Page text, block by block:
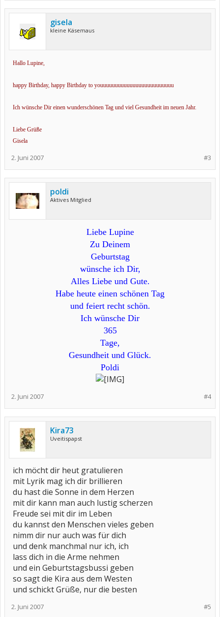
gisela
kleine Käsemaus
Hallo Lupine,
happy Birthday, happy Birthday to youuuuuuuuuuuuuuuuuuuuuuuuu
Ich wünsche Dir einen wunderschönen Tag und viel Gesundheit im neuen Jahr.
Liebe Grüße
Gisela
#3
2. Juni 2007
poldi
Aktives Mitglied
Liebe Lupine
Zu Deinem
Geburtstag
wünsche ich Dir,
Alles Liebe und Gute.
Habe heute einen schönen Tag
und feiert recht schön.
Ich wünsche Dir
365
Tage,
Gesundheit und Glück.
Poldi
#4
2. Juni 2007
Kira73
Uveitispapst
ich möcht dir heut gratulieren
mit Lyrik mag ich dir brillieren
du hast die Sonne in dem Herzen
mit dir kann man auch lustig scherzen
Freude sei mit dir im Leben
du kannst den Menschen vieles geben
nimm dir nur auch was für dich
und denk manchmal nur ich, ich
lass dich in die Arme nehmen
und ein Geburtstagsbussi geben
so sagt die Kira aus dem Westen
und schickt Grüße, nur die besten
#5
2. Juni 2007